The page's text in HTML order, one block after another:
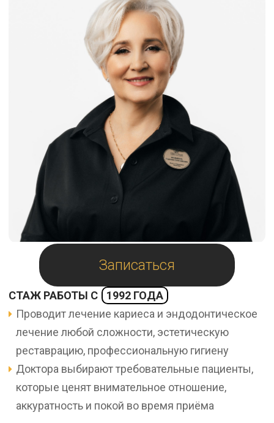
Записаться
СТАЖ РАБОТЫ С
1992 ГОДА
Проводит лечение кариеса и эндодонтическое
лечение любой сложности, эстетическую
реставрацию, профессиональную гигиену
Доктора выбирают требовательные пациенты,
которые ценят внимательное отношение,
аккуратность и покой во время приёма